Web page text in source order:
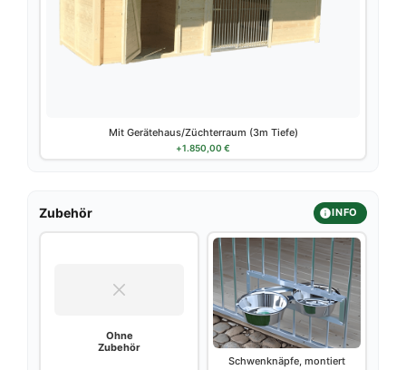
Mit Gerätehaus/Züchterraum (3m Tiefe)
+1.850,00 €
Zubehör INFO
Ohne
Zubehör
Schwenknäpfe, montiert